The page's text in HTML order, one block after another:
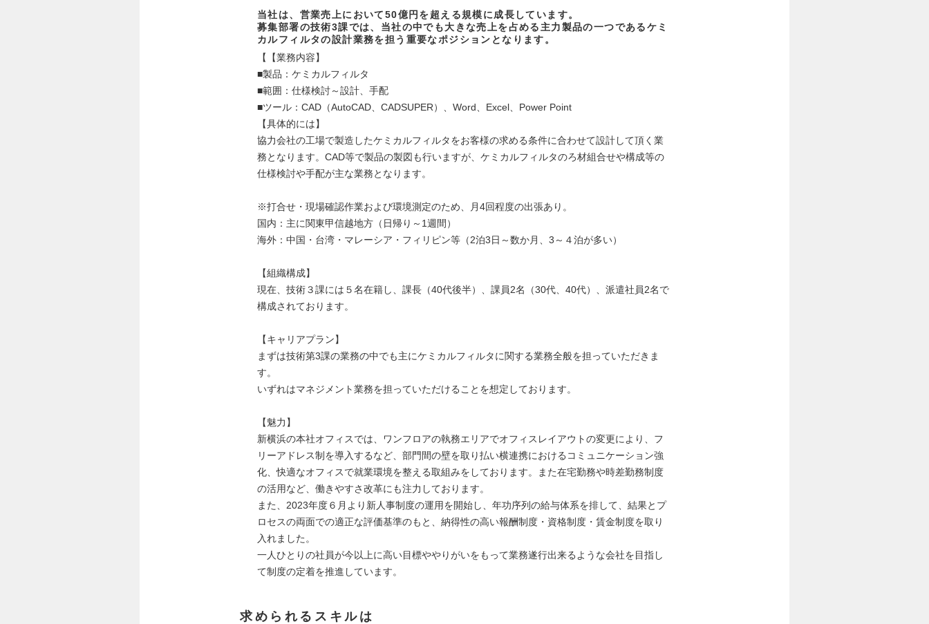
当社は、営業売上において50億円を超える規模に成長しています。
募集部署の技術3課では、当社の中でも大きな売上を占める主力製品の一つであるケミ
カルフィルタの設計業務を担う重要なポジションとなります。
【【業務内容】
■製品：ケミカルフィルタ
■範囲：仕様検討～設計、手配
■ツール：CAD（AutoCAD、CADSUPER）、Word、Excel、Power Point
【具体的には】
協力会社の工場で製造したケミカルフィルタをお客様の求める条件に合わせて設計して頂く業
務となります。CAD等で製品の製図も行いますが、ケミカルフィルタのろ材組合せや構成等の
仕様検討や手配が主な業務となります。
※打合せ・現場確認作業および環境測定のため、月4回程度の出張あり。
国内：主に関東甲信越地方（日帰り～1週間）
海外：中国・台湾・マレーシア・フィリピン等（2泊3日～数か月、3～４泊が多い）
【組織構成】
現在、技術３課には５名在籍し、課長（40代後半）、課員2名（30代、40代）、派遣社員2名で
構成されております。
【キャリアプラン】
まずは技術第3課の業務の中でも主にケミカルフィルタに関する業務全般を担っていただきま
す。
いずれはマネジメント業務を担っていただけることを想定しております。
【魅力】
新横浜の本社オフィスでは、ワンフロアの執務エリアでオフィスレイアウトの変更により、フ
リーアドレス制を導入するなど、部門間の壁を取り払い横連携におけるコミュニケーション強
化、快適なオフィスで就業環境を整える取組みをしております。また在宅勤務や時差勤務制度
の活用など、働きやすさ改革にも注力しております。
また、2023年度６月より新人事制度の運用を開始し、年功序列の給与体系を排して、結果とプ
ロセスの両面での適正な評価基準のもと、納得性の高い報酬制度・資格制度・賃金制度を取り
入れました。
一人ひとりの社員が今以上に高い目標ややりがいをもって業務遂行出来るような会社を目指し
て制度の定着を推進しています。
求められるスキルは